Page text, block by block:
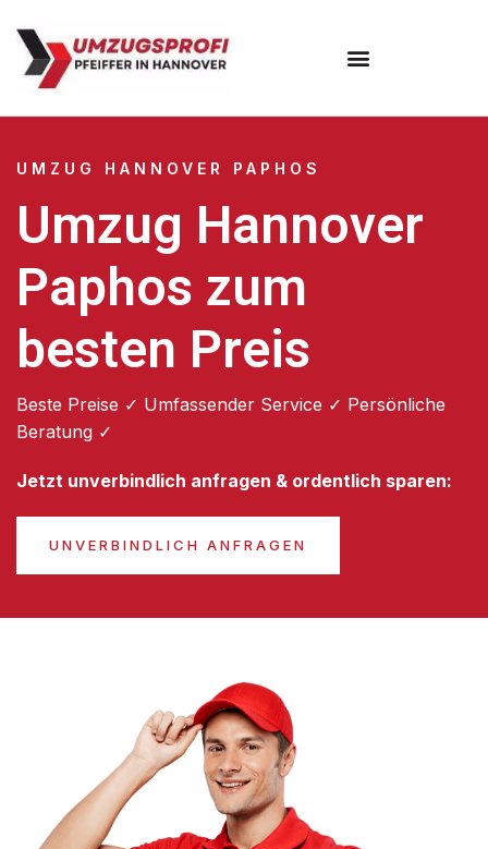
UMZUG HANNOVER PAPHOS
Umzug Hannover
Paphos zum
besten Preis
Beste Preise ✓ Umfassender Service ✓ Persönliche
Beratung ✓
Jetzt unverbindlich anfragen & ordentlich sparen:
UNVERBINDLICH ANFRAGEN